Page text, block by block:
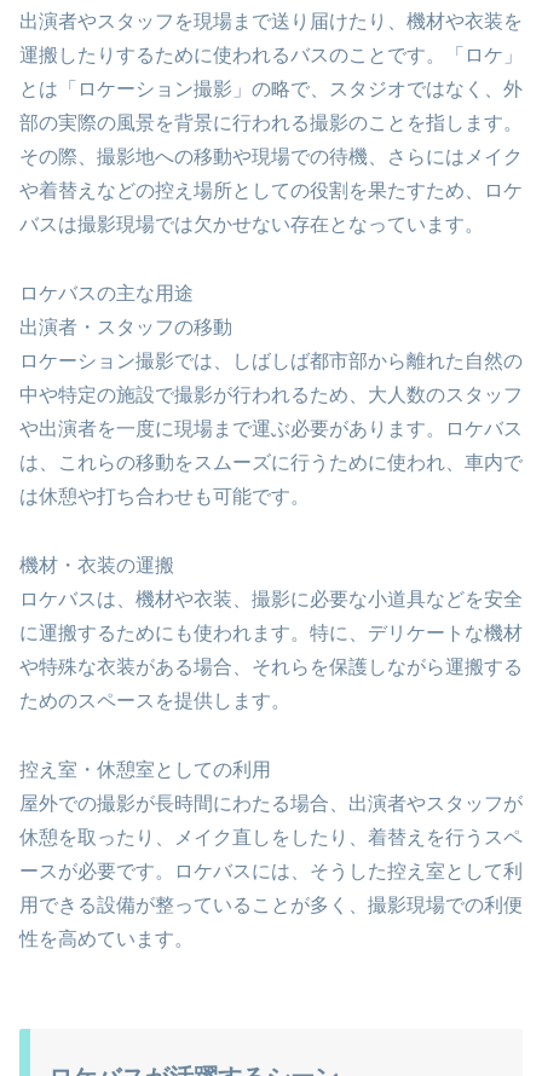
出演者やスタッフを現場まで送り届けたり、機材や衣装を
運搬したりするために使われるバスのことです。「ロケ」
とは「ロケーション撮影」の略で、スタジオではなく、外
部の実際の風景を背景に行われる撮影のことを指します。
その際、撮影地への移動や現場での待機、さらにはメイク
や着替えなどの控え場所としての役割を果たすため、ロケ
バスは撮影現場では欠かせない存在となっています。
ロケバスの主な用途
出演者・スタッフの移動
ロケーション撮影では、しばしば都市部から離れた自然の
中や特定の施設で撮影が行われるため、大人数のスタッフ
や出演者を一度に現場まで運ぶ必要があります。ロケバス
は、これらの移動をスムーズに行うために使われ、車内で
は休憩や打ち合わせも可能です。
機材・衣装の運搬
ロケバスは、機材や衣装、撮影に必要な小道具などを安全
に運搬するためにも使われます。特に、デリケートな機材
や特殊な衣装がある場合、それらを保護しながら運搬する
ためのスペースを提供します。
控え室・休憩室としての利用
屋外での撮影が長時間にわたる場合、出演者やスタッフが
休憩を取ったり、メイク直しをしたり、着替えを行うスペ
ースが必要です。ロケバスには、そうした控え室として利
用できる設備が整っていることが多く、撮影現場での利便
性を高めています。